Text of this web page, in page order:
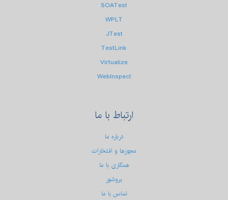
SOATest
WPLT
JTest
TestLink
Virtualize
WebInspect
ارتباط با ما
درباره ما
مجوزها و افتخارات
همکاری با ما
بروشور
تماس با ما